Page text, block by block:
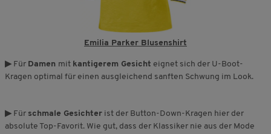
Emilia Parker Blusenshirt
▶ Für Damen mit kantigerem Gesicht eignet sich der U-Boot-
Kragen optimal für einen ausgleichend sanften Schwung im Look.
▶ Für schmale Gesichter ist der Button-Down-Kragen hier der
absolute Top-Favorit. Wie gut, dass der Klassiker nie aus der Mode